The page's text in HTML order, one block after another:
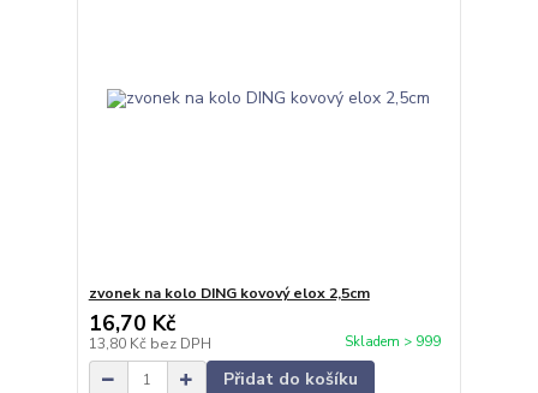
zvonek na kolo DING kovový elox 2,5cm
16,70 Kč
13,80 Kč bez DPH Skladem > 999
Přidat do košíku